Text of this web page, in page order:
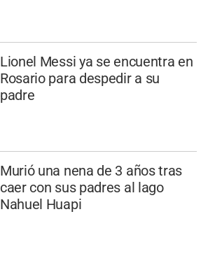
Lionel Messi ya se encuentra en
Rosario para despedir a su
padre
Murió una nena de 3 años tras
caer con sus padres al lago
Nahuel Huapi